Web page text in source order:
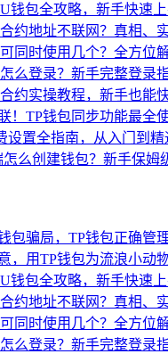
钱包全攻略，新手快速
约地址不联网？真相、
同时使用几个？全方位
么登录？新手完整登录
约实操教程，新手也能
！TP钱包同步功能最全
设置全指南，从入门到
怎么创建钱包？新手保姆
包骗局，TP钱包正确管
，用TP钱包为流浪小动
钱包全攻略，新手快速
约地址不联网？真相、
同时使用几个？全方位
么登录？新手完整登录